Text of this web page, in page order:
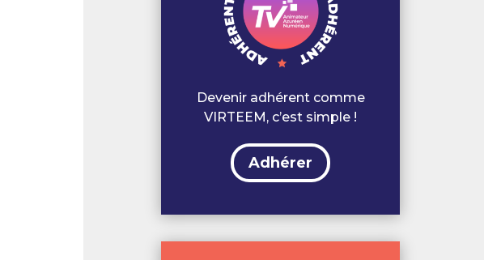
Devenir adhérent comme
VIRTEEM, c’est simple !
Adhérer